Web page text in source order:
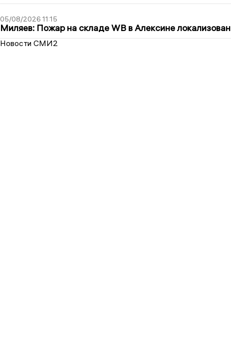
05/08/2026 11:15
Миляев: Пожар на складе WB в Алексине локализован
Новости СМИ2